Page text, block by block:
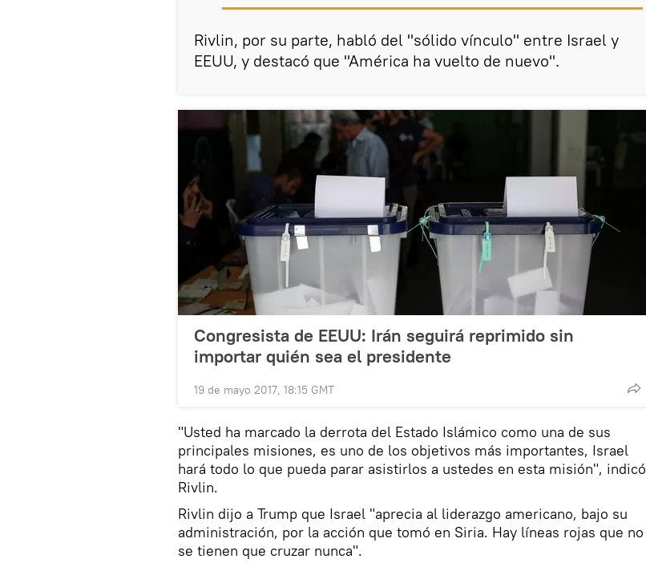
Rivlin, por su parte, habló del "sólido vínculo" entre Israel y
EEUU, y destacó que "América ha vuelto de nuevo".
Congresista de EEUU: Irán seguirá reprimido sin
importar quién sea el presidente
19 de mayo 2017, 18:15 GMT
"Usted ha marcado la derrota del Estado Islámico como una de sus
principales misiones, es uno de los objetivos más importantes, Israel
hará todo lo que pueda parar asistirlos a ustedes en esta misión", indicó
Rivlin.
Rivlin dijo a Trump que Israel "aprecia al liderazgo americano, bajo su
administración, por la acción que tomó en Siria. Hay líneas rojas que no
se tienen que cruzar nunca".